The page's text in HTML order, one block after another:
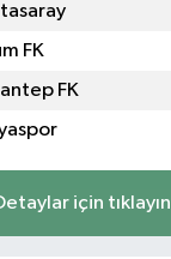
FK
FK
için tıklayın